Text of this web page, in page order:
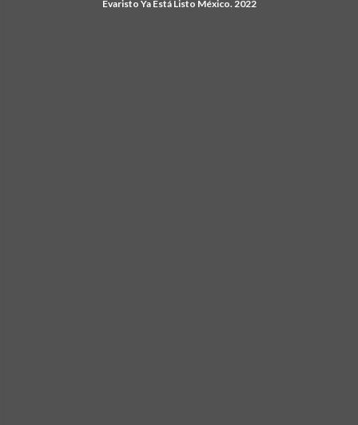
Evaristo Ya Está Listo México. 2022